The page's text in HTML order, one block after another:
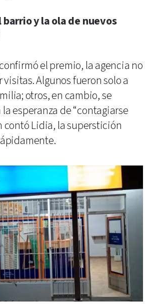
barrio y la ola de nuevos
el premio, la agencia no
Algunos fueron solo a
otros, en cambio, se
esperanza de “contagiarse
contó Lidia, la superstición